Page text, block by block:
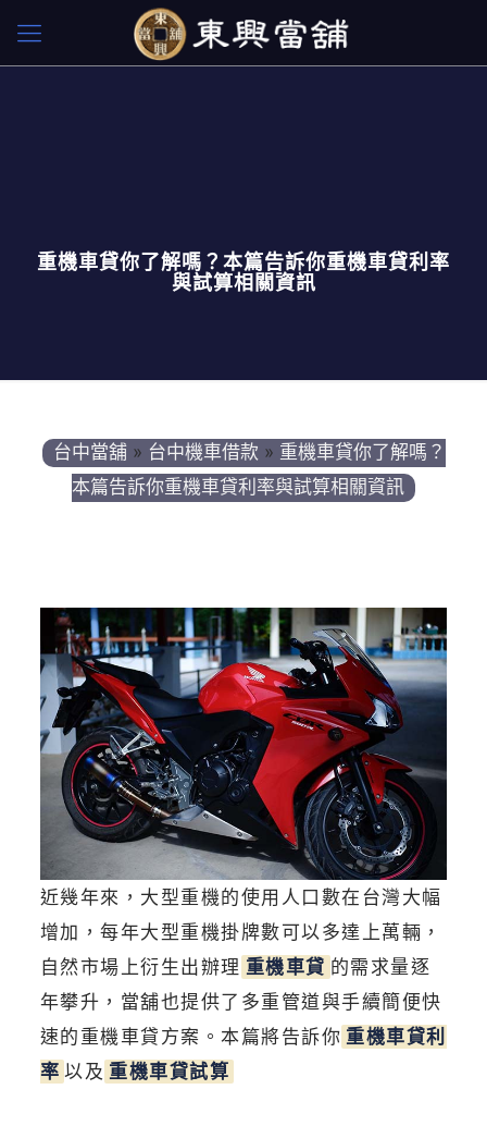
重機車貸你了解嗎？本篇告訴你重機車貸利率
與試算相關資訊
台中當舖 » 台中機車借款 » 重機車貸你了解嗎？
本篇告訴你重機車貸利率與試算相關資訊
近幾年來，大型重機的使用人口數在台灣大幅
增加，每年大型重機掛牌數可以多達上萬輛，
自然市場上衍生出辦理 重機車貸 的需求量逐
年攀升，當舖也提供了多重管道與手續簡便快
速的重機車貸方案。本篇將告訴你 重機車貸利
率 以及 重機車貸試算